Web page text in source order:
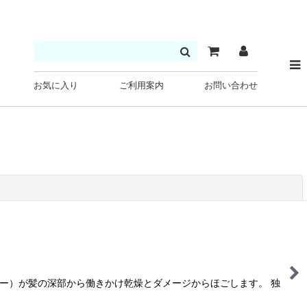
お気に入り ご利用案内 お問い合わせ
）が髪の深部から働きかけ乾燥とダメージからほごします。 独